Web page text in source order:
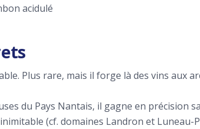
acidulé
Plus rare, mais il forge là des vins aux
du Pays Nantais, il gagne en précision
(cf. domaines Landron et Luneau-